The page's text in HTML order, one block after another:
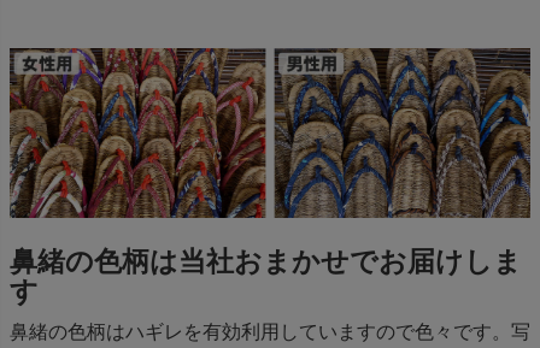
鼻緒の色柄は当社おまかせでお届けしま
す
鼻緒の色柄はハギレを有効利用していますので色々です。写